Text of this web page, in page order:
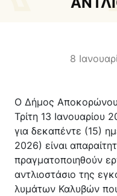
Δήμοσιο Ι.Ε.Κ
Αποκορώνου
Κέντρο
Λαογραφικό
Γαβολοχωρίου
8
Ο Δήμος Αποκορώνου
Τρίτη 13 Ιανουαρίου
για δεκαπέντε (15)
2026) είναι
πραγματοποιηθούν
αντλιοστάσιο της
λυμάτων Καλυβών